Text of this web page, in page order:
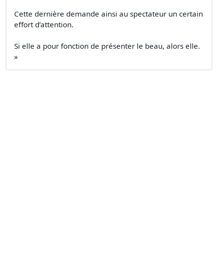
Cette dernière demande ainsi au spectateur un certain
effort d’attention.
Si elle a pour fonction de présenter le beau, alors elle.
»